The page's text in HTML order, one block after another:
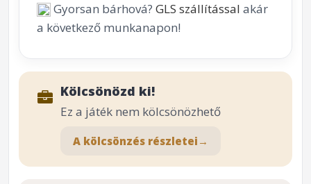
Gyorsan bárhová? GLS szállítással akár
a következő munkanapon!
Kölcsönözd ki!
Ez a játék nem kölcsönözhető
A kölcsönzés részletei →